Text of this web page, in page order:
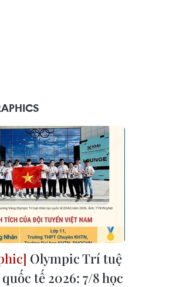
Olympic Trí tuệ
tế 2026: 7/8 học